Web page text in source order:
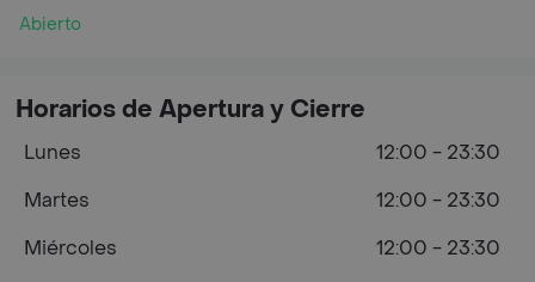
Abierto
Horarios de Apertura y Cierre
Lunes
12:00 - 23:30
Martes
12:00 - 23:30
Miércoles
12:00 - 23:30